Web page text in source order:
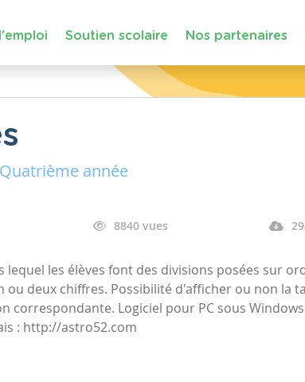
Soutien scolaire Nos partenaires
année
8840 vues
lequel les élèves font des divisions posées sur
ou deux chiffres. Possibilité d'afficher ou non la
correspondante. Logiciel pour PC sous
: http://astro52.com